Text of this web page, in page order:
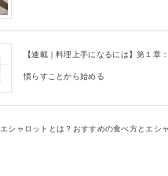
【連載｜料理上手になるには】第１章
慣らすことから始める
エシャロットとは？おすすめの食べ方とエシ